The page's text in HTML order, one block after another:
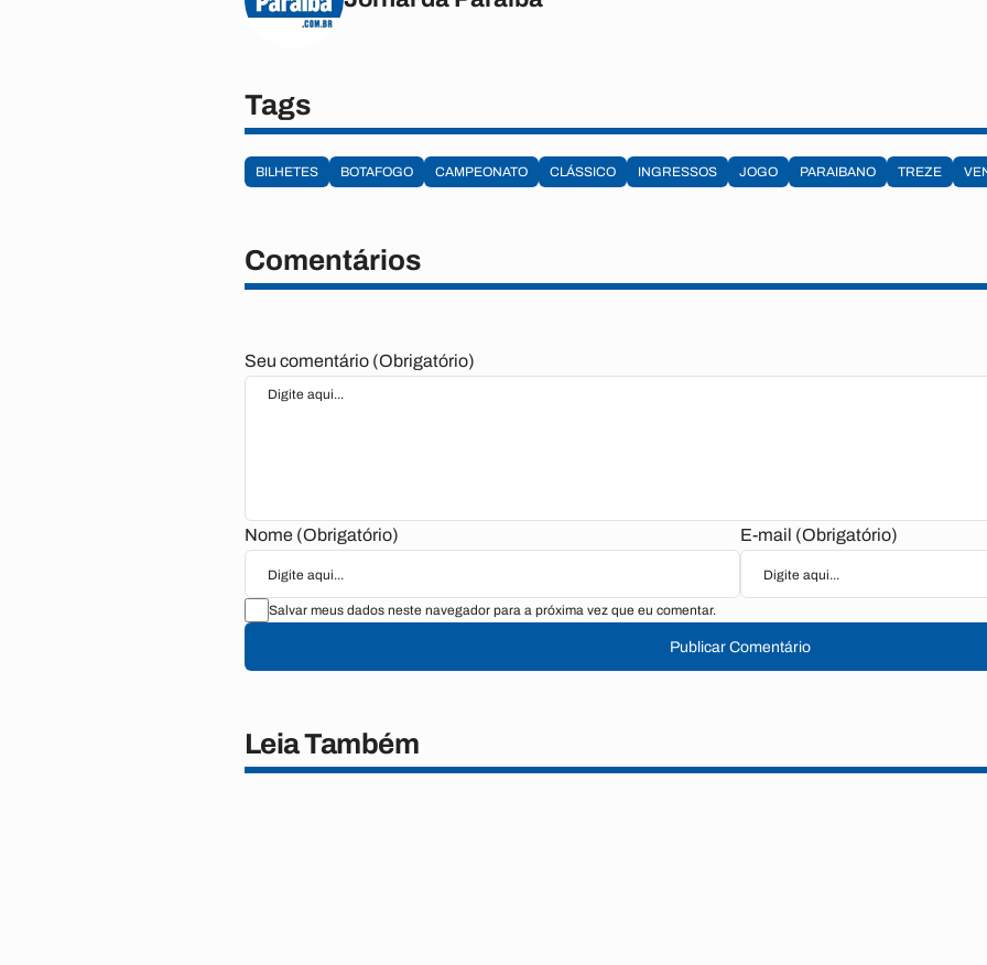
Tags
BILHETES BOTAFOGO CAMPEONATO CLÁSSICO INGRESSOS JOGO PARAIBANO TREZE
Comentários
Seu comentário (Obrigatório)
Nome (Obrigatório) E-mail (Obrigatório)
Salvar meus dados neste navegador para a próxima vez que eu comentar.
Publicar Comentário
Leia Também